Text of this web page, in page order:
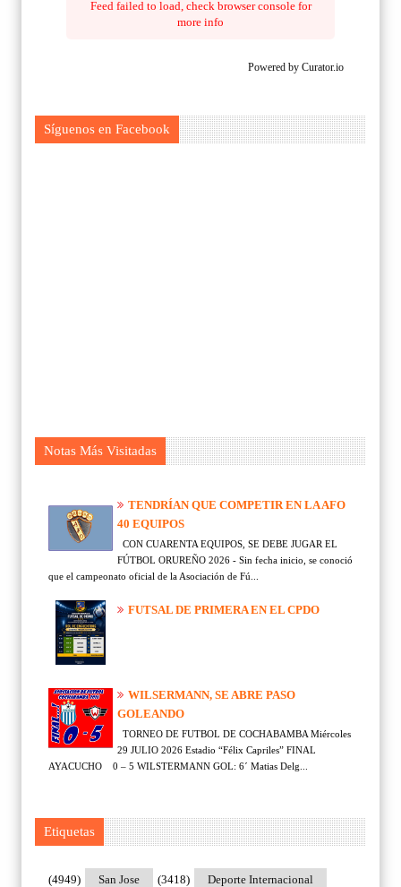
Feed failed to load, check browser console for
more info
Powered by Curator.io
Síguenos en Facebook
Notas Más Visitadas
TENDRÍAN QUE COMPETIR EN LA AFO
40 EQUIPOS
CON CUARENTA EQUIPOS, SE DEBE JUGAR EL
FÚTBOL ORUREÑO 2026 - Sin fecha inicio, se conoció
que el campeonato oficial de la Asociación de Fú...
FUTSAL DE PRIMERA EN EL CPDO
WILSERMANN, SE ABRE PASO
GOLEANDO
TORNEO DE FUTBOL DE COCHABAMBA Miércoles
29 JULIO 2026 Estadio “Félix Capriles” FINAL
AYACUCHO 0 – 5 WILSTERMANN GOL: 6´ Matias Delg...
Etiquetas
San Jose
(4949) Deporte Internacional
(3418)